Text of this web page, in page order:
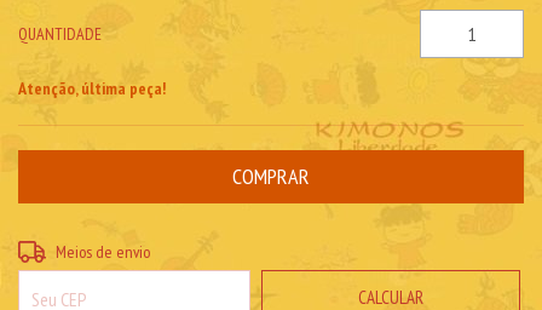
QUANTIDADE
Atenção, última peça!
Entregas para o CEP:
Meios de envio
CALCULAR